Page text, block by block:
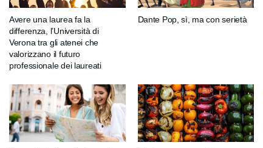
Avere una laurea fa la
differenza, l’Università di
Verona tra gli atenei che
valorizzano il futuro
professionale dei laureati
Dante Pop, sì, ma con serietà